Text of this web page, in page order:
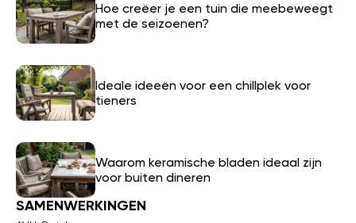
Hoe creëer je een tuin die meebeweegt
met de seizoenen?
Ideale ideeën voor een chillplek voor
tieners
Waarom keramische bladen ideaal zijn
voor buiten dineren
SAMENWERKINGEN